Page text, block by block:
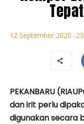
12 September 2020 -
PEKANBARU
dan irit perlu
digunakan secara